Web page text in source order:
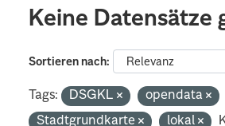
Keine Datensätze
Sortieren nach
Tags: DSGKL
opendata
Stadtgrundkarte
lokal